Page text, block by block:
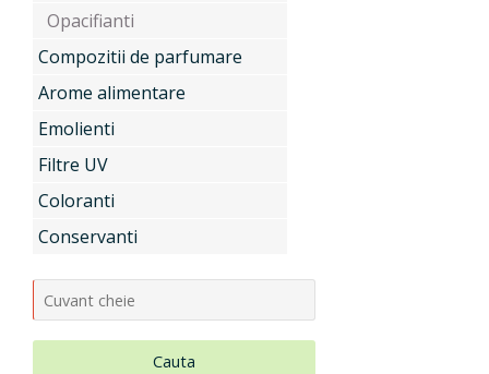
Indulcitori
Aditivi pentru industria alimentara
Conditionatori Cosmetici
Opacifianti
Compozitii de parfumare
Arome alimentare
Emolienti
Filtre UV
Coloranti
Conservanti
Cauta